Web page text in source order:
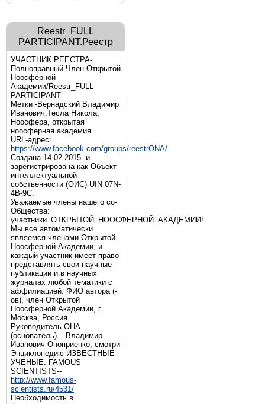
Reestr_FULL
PARTICIPANT.Реестр
УЧАСТНИК РЕЕСТРА-
Полноправный Член Открытой
Ноосферной
Академии/Reestr_FULL
PARTICIPANT
Метки -Вернадский Владимир
Иванович,Тесла Никола,
Ноосфера, открытая
ноосферная академия
URL-адрес:
https://www.facebook.com/groups/reestrONA/
Создана 14.02.2015. и
зарегистрирована как Объект
интеллектуальной
собственности (ОИС) UIN 07N-
4B-9C.
Уважаемые члены нашего со-
Общества:
участники_ОТКРЫТОЙ_НООСФЕРНОЙ_АКАДЕМИИ!
Мы все автоматически
являемся членами Открытой
Ноосферной Академии, и
каждый участник имеет право
представлять свои научные
публикации и в научных
журналах любой тематики с
аффилиацией: ФИО автора (-
ов), член Открытой
Ноосферной Академии, г.
Москва, Россия.
Руководитель ОНА
(основатель) – Владимир
Иванович Оноприенко, смотри
Энциклопедию ИЗВЕСТНЫЕ
УЧЕНЫЕ. FAMOUS
SCIENTISTS--
http://www.famous-
scientists.ru/4531/
Необходимость в